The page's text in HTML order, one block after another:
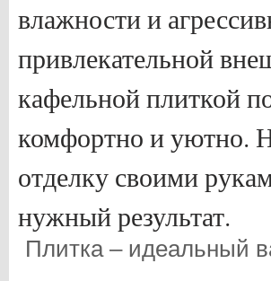
влажности и
привлекательной
кафельной плиткой
комфортно и уютно.
отделку своими
нужный результат.
Плитка – идеальный